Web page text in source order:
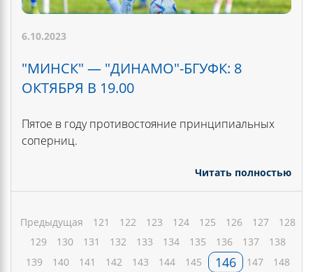
6.10.2023
"МИНСК" — "ДИНАМО"-БГУФК: 8
ОКТЯБРЯ В 19.00
Пятое в году противостояние принципиальных
соперниц.
Читать полностью
Предыдущая 121 122 123 124 125 126 127
128
129
130 131 132 133 134 135 136 137
138
139
140 141 142 143 144 145 146 147
148